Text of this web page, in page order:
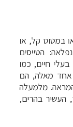
במטוס קל, או
הטייסים
חיים, כמו
אחד מאלה, הם
מלמעלה
העשיר בהרים,